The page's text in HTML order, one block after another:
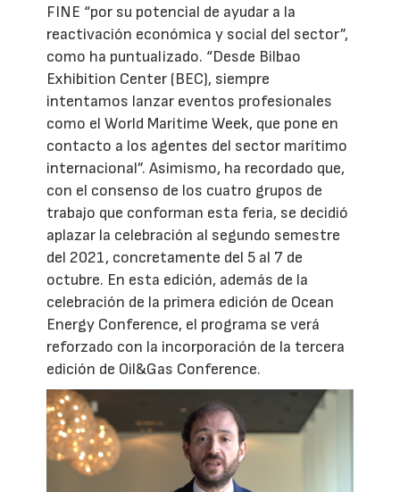
FINE “por su potencial de ayudar a la
reactivación económica y social del sector”,
como ha puntualizado. “Desde Bilbao
Exhibition Center (BEC), siempre
intentamos lanzar eventos profesionales
como el World Maritime Week, que pone en
contacto a los agentes del sector marítimo
internacional”. Asimismo, ha recordado que,
con el consenso de los cuatro grupos de
trabajo que conforman esta feria, se decidió
aplazar la celebración al segundo semestre
del 2021, concretamente del 5 al 7 de
octubre. En esta edición, además de la
celebración de la primera edición de Ocean
Energy Conference, el programa se verá
reforzado con la incorporación de la tercera
edición de Oil&Gas Conference.